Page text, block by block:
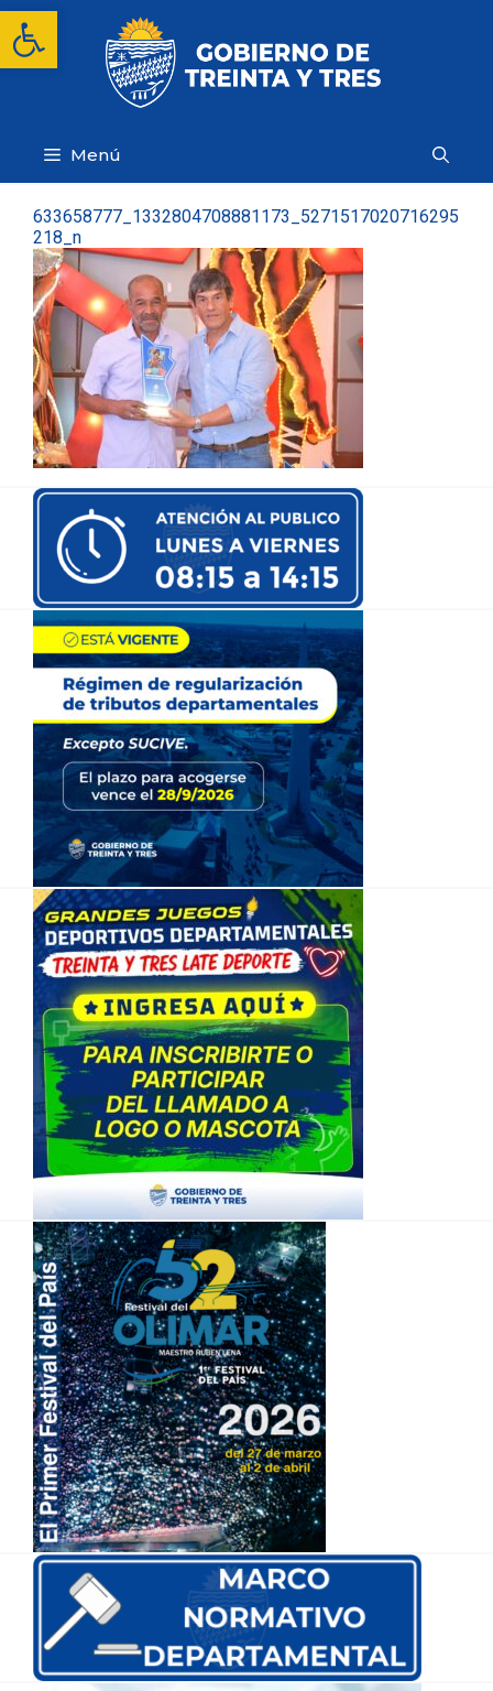
Abrir barra de herramientas
Saltar
contenido
Menú
633658777_1332804708881173_5271517020716295
218_n